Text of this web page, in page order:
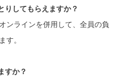
りしてもらえますか？
ンラインを併用して、全員の負
す。
すか？